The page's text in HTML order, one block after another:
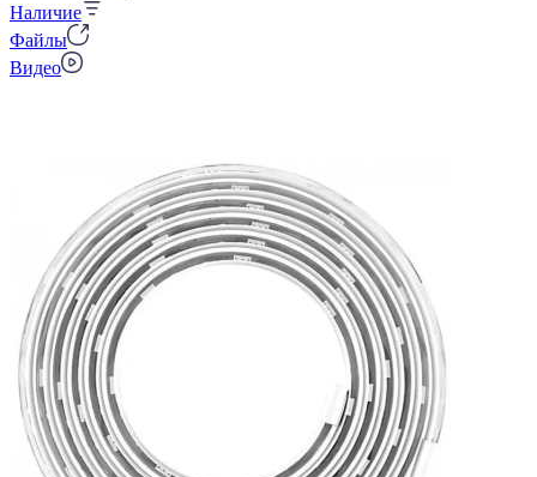
Наличие
Файлы
Видео